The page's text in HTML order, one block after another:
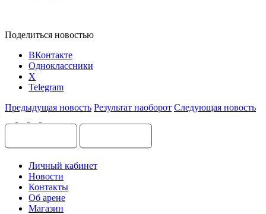
Поделиться новостью
ВКонтакте
Одноклассники
X
Telegram
Предыдущая новость Результат наоборот Следующая новость
Личный кабинет
Новости
Контакты
Об арене
Магазин